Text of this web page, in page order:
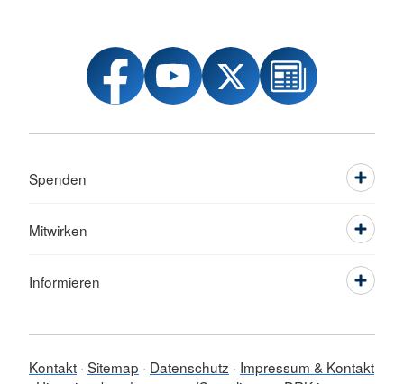
Spenden
Mitwirken
Informieren
Kontakt Sitemap Datenschutz
Impressum & Kontakt